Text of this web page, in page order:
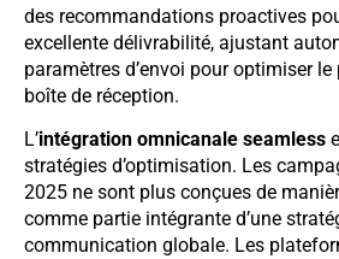
des recommandations proactives
excellente délivrabilité, ajustant
paramètres d’envoi pour optimiser
boîte de réception.
L’intégration omnicanale seamless
stratégies d’optimisation. Les
2025 ne sont plus conçues de
comme partie intégrante d’une
communication globale. Les